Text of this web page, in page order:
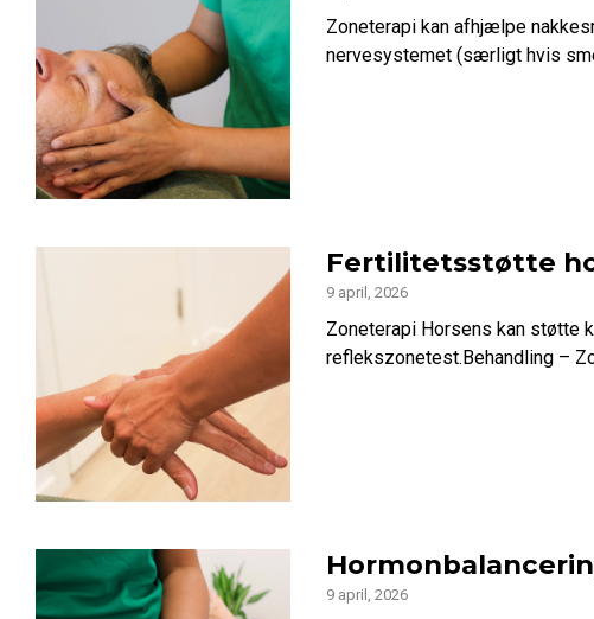
Zoneterapi kan afhjælpe
nervesystemet (særligt hvis
Fertilitetsstøtte
9 april, 2026
Zoneterapi Horsens kan støtte
reflekszonetest.Behandling –
9 april, 2026